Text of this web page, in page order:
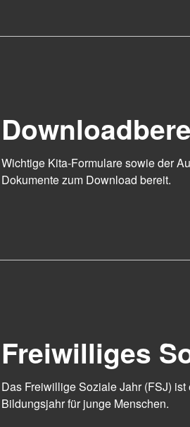
Wichtige Kita-Formulare sowie der
Dokumente zum Download bereit.
Freiwilliges
Das Freiwillige Soziale Jahr (FSJ)
Bildungsjahr für junge Menschen.